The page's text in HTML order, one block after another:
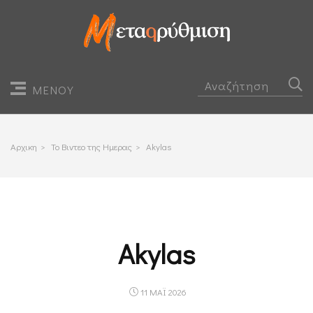
ΜΕΝΟΥ
Αρχικη > Το Βιντεο της Ημερας > Akylas
Akylas
11 ΜΑΪ 2026